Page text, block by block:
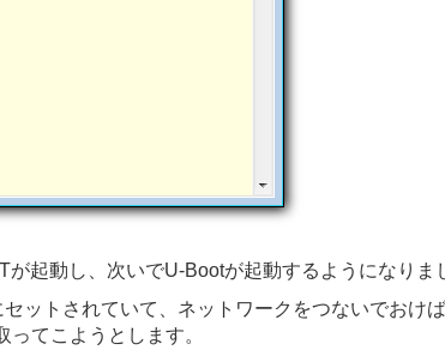
起動し、次いでU-Bootが起動するようになりま
ットされていて、ネットワークをつないでおけ
てこようとします。